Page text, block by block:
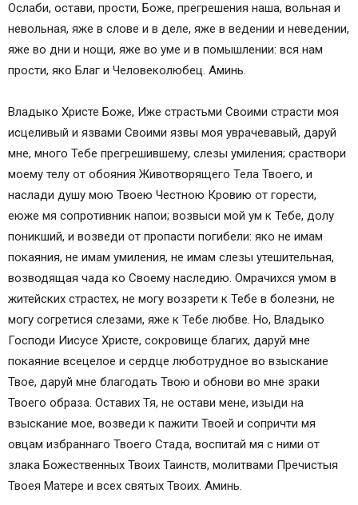
Ослаби, остави, прости, Боже, прегрешения наша, вольная и
невольная, яже в слове и в деле, яже в ведении и неведении,
яже во дни и нощи, яже во уме и в помышлении: вся нам
прости, яко Благ и Человеколюбец. Аминь.
Владыко Христе Боже, Иже страстьми Своими страсти моя
исцеливый и язвами Своими язвы моя уврачевавый, даруй
мне, много Тебе прегрешившему, слезы умиления; сраствори
моему телу от обояния Животворящего Тела Твоего, и
наслади душу мою Твоею Честною Кровию от горести,
еюже мя сопротивник напои; возвыси мой ум к Тебе, долу
поникший, и возведи от пропасти погибели: яко не имам
покаяния, не имам умиления, не имам слезы утешительная,
возводящая чада ко Своему наследию. Омрачихся умом в
житейских страстех, не могу воззрети к Тебе в болезни, не
могу согретися слезами, яже к Тебе любве. Но, Владыко
Господи Иисусе Христе, сокровище благих, даруй мне
покая­ние всецелое и сердце люботрудное во взыскание
Твое, даруй мне благодать Твою и обнови во мне зраки
Твоего образа. Оставих Тя, не остави мене, изыди на
взыскание мое, возведи к пажити Твоей и сопричти мя
овцам избраннаго Твоего Стада, воспитай мя с ними от
злака Божественных Твоих Таинств, молитвами Пречистыя
Твоея Матере и всех святых Твоих. Аминь.